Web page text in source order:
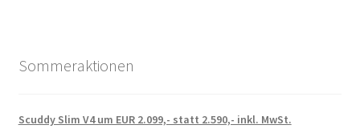
Sommeraktionen
Scuddy Slim V4 um EUR 2.099,- statt 2.590,- inkl. MwSt.